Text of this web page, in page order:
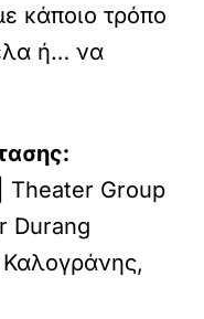
κάποιο τρόπο
ή… να
Theater Group
Durang